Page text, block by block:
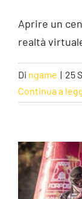
Aprire un
realtà
Di ngame | 25
Continua a